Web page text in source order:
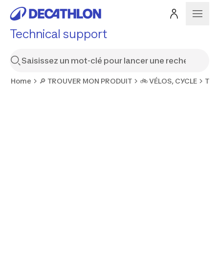
Technical support
Home 🔎 TROUVER MON PRODUIT 🚲 VÉLOS, CYCLE